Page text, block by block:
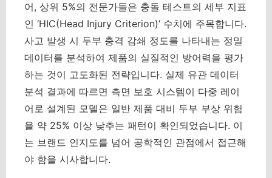
어, 상위 5%의 전문가들은 충돌 테스트의 세부 지표
인 ‘HIC(Head Injury Criterion)’ 수치에 주목합니다.
사고 발생 시 두부 충격 감쇄 정도를 나타내는 정밀
데이터를 분석하여 제품의 실질적인 방어력을 평가
하는 것이 고도화된 전략입니다. 실제 유관 데이터
분석 결과에 따르면 측면 보호 시스템이 다중 레이
어로 설계된 모델은 일반 제품 대비 두부 부상 위험
을 약 25% 이상 낮추는 패턴이 확인되었습니다. 이
는 브랜드 인지도를 넘어 공학적인 관점에서 접근해
야 함을 시사합니다.